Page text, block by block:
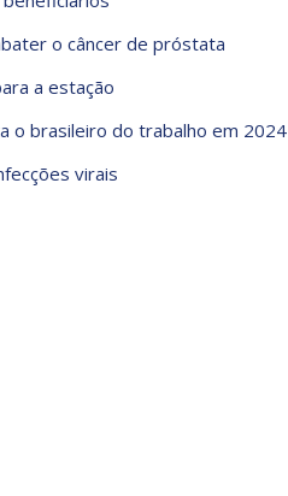
o câncer de próstata
a estação
o brasileiro do trabalho em 2024
virais